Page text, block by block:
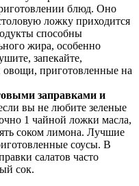
блюд. Оно
ложку приходится
способны
жира, особенно
запекайте,
овощи, приготовленные на
заправками и
вы не любите зеленые
1 чайной ложки масла,
соком лимона. Лучшие
соусы. В
салатов часто
сок.